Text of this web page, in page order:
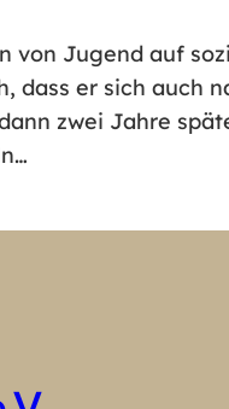
von Jugend auf
dass er sich auch
zwei Jahre